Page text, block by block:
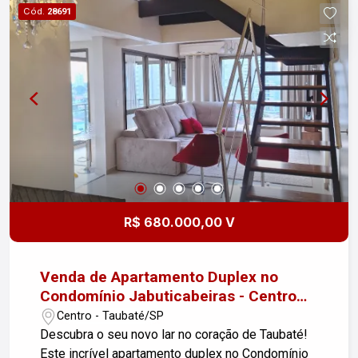
Cód. 28691
R$ 680.000,00 V
Venda de Apartamento Duplex no
Condomínio Jabuticabeiras - Centro
de Taubaté/SP
Centro - Taubaté/SP
Descubra o seu novo lar no coração de Taubaté!
Este incrível apartamento duplex no Condomínio